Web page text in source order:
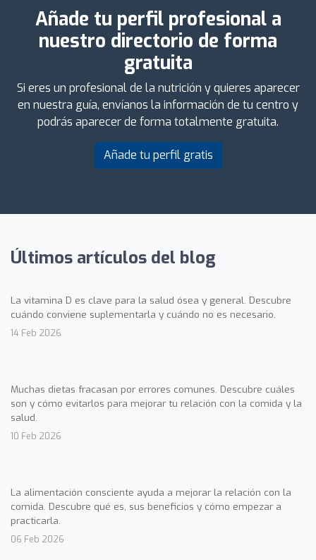
Añade tu perfil profesional a
nuestro directorio de forma
gratuita
Si eres un profesional de la nutrición y quieres aparecer
en nuestra guía, envíanos la información de tu centro y
podrás aparecer de forma totalmente gratuita.
Añade tu perfil gratis
Últimos artículos del blog
La vitamina D es clave para la salud ósea y general. Descubre
cuándo conviene suplementarla y cuándo no es necesario.
14 Feb 2026
Muchas dietas fracasan por errores comunes. Descubre cuáles
son y cómo evitarlos para mejorar tu relación con la comida y la
salud.
10 Feb 2026
La alimentación consciente ayuda a mejorar la relación con la
comida. Descubre qué es, sus beneficios y cómo empezar a
practicarla.
06 Feb 2026